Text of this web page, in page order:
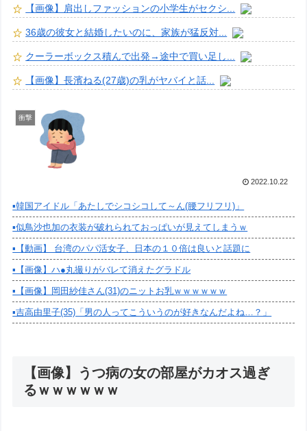
【画像】肩出しファッションの小学生がセクシ...
36歳の彼女と結婚したいのに、家族が猛反対...
クーラーボックス積んで出発→途中で買い足し...
【画像】長濱ねる(27歳)の乳がヤバイと話...
衝撃
2022.10.22
▪️韓国アイドル「あたしでシコシコして～ん(腰フリフリ)」
▪️似鳥沙也加の衣装が破れられておっぱいが見えてしまうｗ
▪️【動画】 台湾のパパ活女子、日本の１０倍は良いと話題に
▪️【画像】ハ●丸撮りがバレて消えたグラドル
▪️【画像】岡田紗佳さん(31)のニットお乳ｗｗｗｗｗｗ
▪️吉高由里子(35)「男の人ってこういうのが好きなんだよね…？」
【画像】うつ病の女の部屋がカオス過ぎ
るｗｗｗｗｗｗ